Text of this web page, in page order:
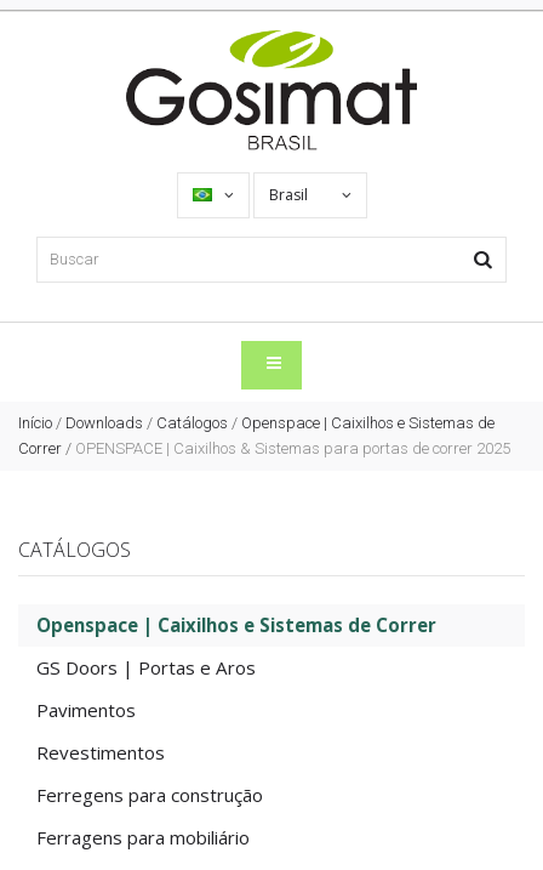
Brasil
Início / Downloads / Catálogos / Openspace | Caixilhos e Sistemas de
Correr / OPENSPACE | Caixilhos & Sistemas para portas de correr 2025
CATÁLOGOS
Openspace | Caixilhos e Sistemas de Correr
GS Doors | Portas e Aros
Pavimentos
Revestimentos
Ferregens para construção
Ferragens para mobiliário